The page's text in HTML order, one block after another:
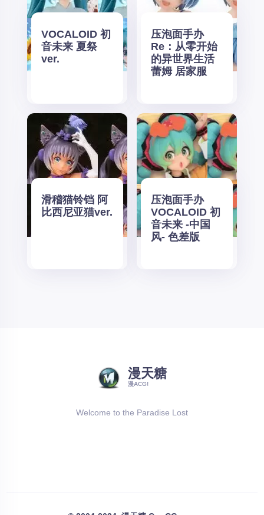
VOCALOID 初
音未来 夏祭
ver.
压泡面手办
Re：从零开始
的异世界生活
蕾姆 居家服
滑稽猫铃铛 阿
比西尼亚猫ver.
压泡面手办
VOCALOID 初
音未来 -中国
风- 色差版
漫天糖
漫ACG!
Welcome to the Paradise Lost